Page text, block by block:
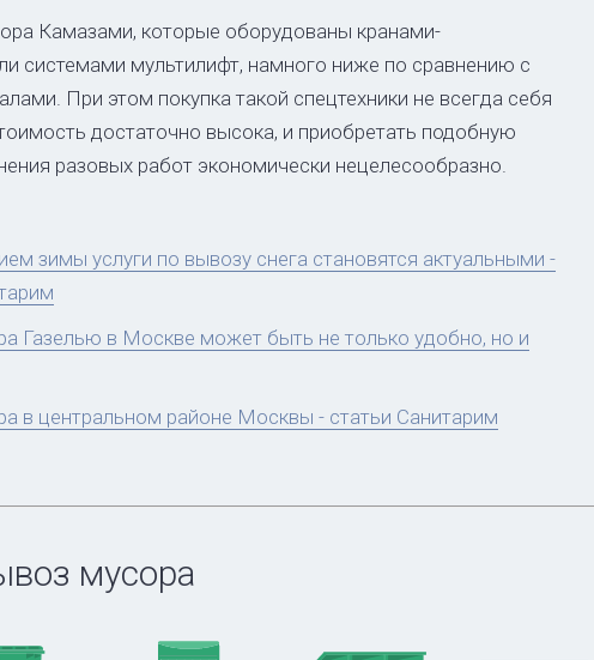
Камазами, которые оборудованы кранами-
системами мультилифт, намного ниже по сравнению с
При этом покупка такой спецтехники не всегда себя
достаточно высока, и приобретать подобную
разовых работ экономически нецелесообразно.
зимы услуги по вывозу снега становятся актуальными -
Газелью в Москве может быть не только удобно, но и
в центральном районе Москвы - статьи Санитарим
мусора